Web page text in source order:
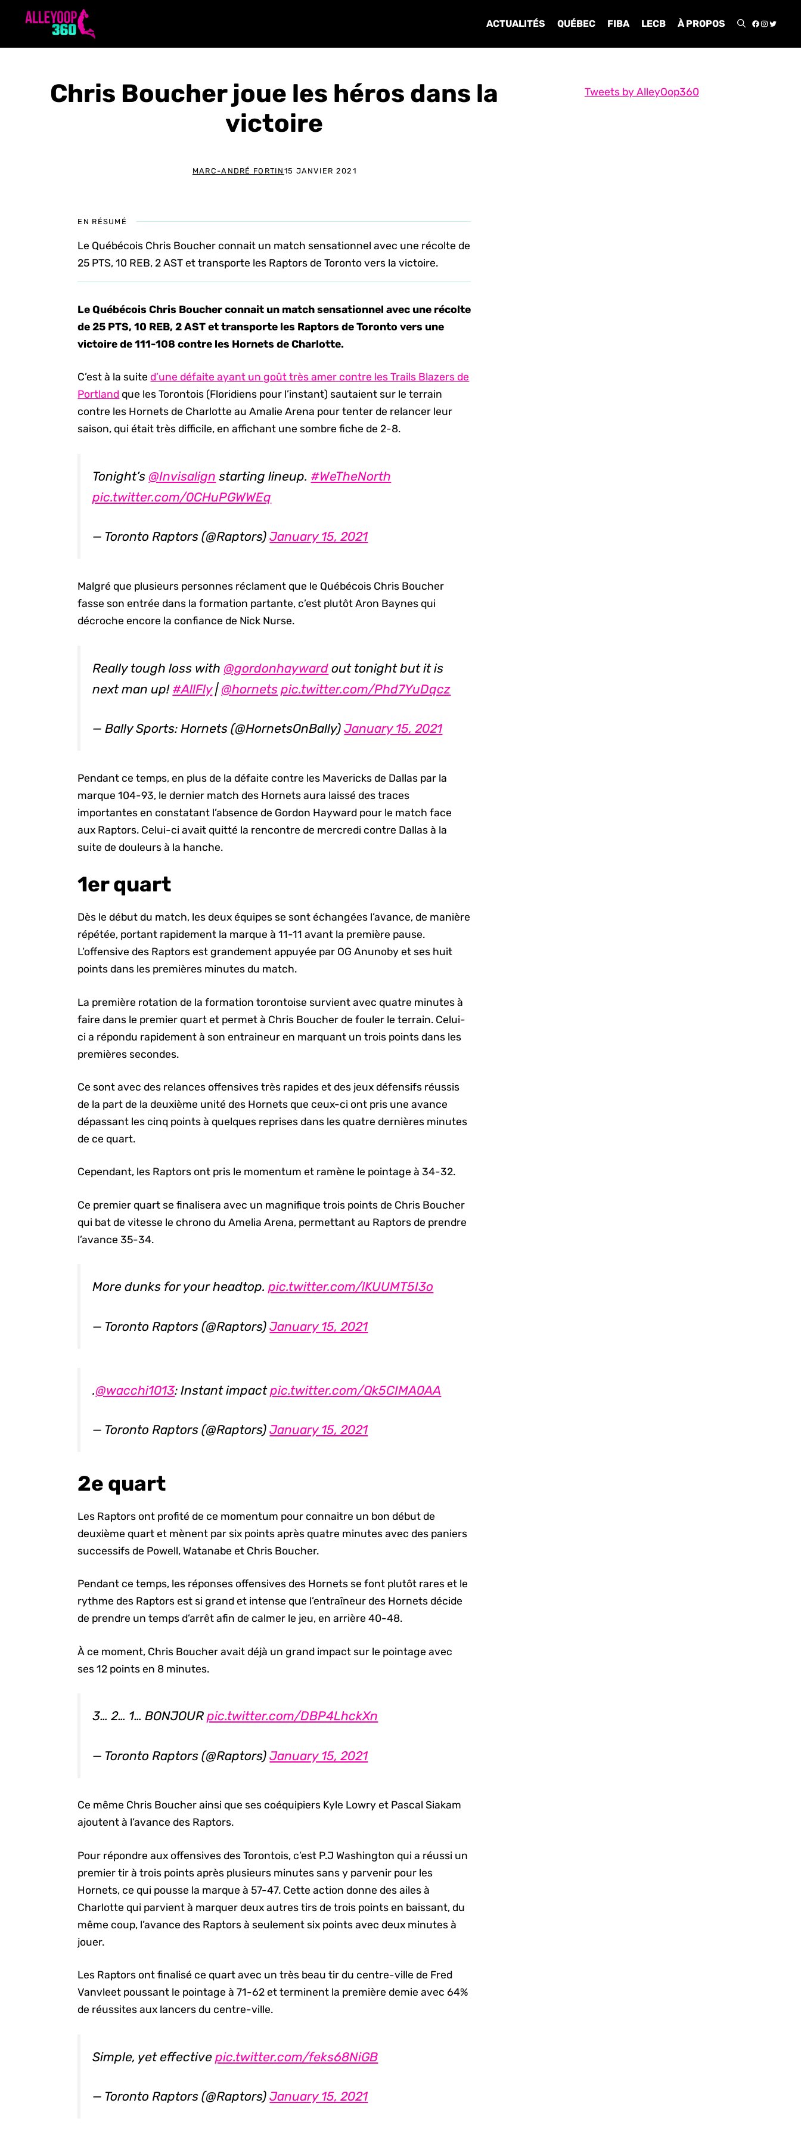
ACTUALITÉS QUÉBEC FIBA LECB À PROPOS
Chris Boucher joue les héros dans la
victoire
MARC-ANDRÉ FORTIN 15 JANVIER 2021
EN RÉSUMÉ
Le Québécois Chris Boucher connait un match sensationnel avec une récolte de
25 PTS, 10 REB, 2 AST et transporte les Raptors de Toronto vers la victoire.
Le Québécois Chris Boucher connait un match sensationnel avec une récolte
de 25 PTS, 10 REB, 2 AST et transporte les Raptors de Toronto vers une
victoire de 111-108 contre les Hornets de Charlotte.
C’est à la suited’une défaite ayant un goût très amer contre les Trails Blazers de
Portland que les Torontois (Floridiens pour l’instant) sautaient sur le terrain
contre les Hornets de Charlotte au Amalie Arena pour tenter de relancer leur
saison, qui était très difficile, en affichant une sombre fiche de 2-8.
Tonight’s @Invisalign starting lineup. #WeTheNorth
pic.twitter.com/0CHuPGWWEq
— Toronto Raptors (@Raptors)January 15, 2021
Malgré que plusieurs personnes réclament que le Québécois Chris Boucher
fasse son entrée dans la formation partante, c’est plutôt Aron Baynes qui
décroche encore la confiance de Nick Nurse.
Really tough loss with @gordonhayward out tonight but it is
next man up! #AllFly| @hornets pic.twitter.com/Phd7YuDqcz
— Bally Sports: Hornets (@HornetsOnBally)January 15, 2021
Pendant ce temps, en plus de la défaite contre les Mavericks de Dallas par la
marque 104-93, le dernier match des Hornets aura laissé des traces
importantes en constatant l’absence de Gordon Hayward pour le match face
aux Raptors. Celui-ci avait quitté la rencontre de mercredi contre Dallas à la
suite de douleurs à la hanche.
1er quart
Dès le début du match, les deux équipes se sont échangées l’avance, de manière
répétée, portant rapidement la marque à 11-11 avant la première pause.
L’offensive des Raptors est grandement appuyée par OG Anunoby et ses huit
points dans les premières minutes du match.
La première rotation de la formation torontoise survient avec quatre minutes à
faire dans le premier quart et permet à Chris Boucher de fouler le terrain. Celui-
ci a répondu rapidement à son entraineur en marquant un trois points dans les
premières secondes.
Ce sont avec des relances offensives très rapides et des jeux défensifs réussis
de la part de la deuxième unité des Hornets que ceux-ci ont pris une avance
dépassant les cinq points à quelques reprises dans les quatre dernières minutes
de ce quart.
Cependant, les Raptors ont pris le momentum et ramène le pointage à 34-32.
Ce premier quart se finalisera avec un magnifique trois points de Chris Boucher
qui bat de vitesse le chrono du Amelia Arena, permettant au Raptors de prendre
l’avance 35-34.
More dunks for your headtop.pic.twitter.com/lKUUMT5I3o
— Toronto Raptors (@Raptors)January 15, 2021
.@wacchi1013: Instant impactpic.twitter.com/Qk5CIMA0AA
— Toronto Raptors (@Raptors)January 15, 2021
2e quart
Les Raptors ont profité de ce momentum pour connaitre un bon début de
deuxième quart et mènent par six points après quatre minutes avec des paniers
successifs de Powell, Watanabe et Chris Boucher.
Pendant ce temps, les réponses offensives des Hornets se font plutôt rares et le
rythme des Raptors est si grand et intense que l’entraîneur des Hornets décide
de prendre un temps d’arrêt afin de calmer le jeu, en arrière 40-48.
À ce moment, Chris Boucher avait déjà un grand impact sur le pointage avec
ses 12 points en 8 minutes.
3… 2… 1… BONJOURpic.twitter.com/DBP4LhckXn
— Toronto Raptors (@Raptors)January 15, 2021
Ce même Chris Boucher ainsi que ses coéquipiers Kyle Lowry et Pascal Siakam
ajoutent à l’avance des Raptors.
Pour répondre aux offensives des Torontois, c’est P.J Washington qui a réussi un
premier tir à trois points après plusieurs minutes sans y parvenir pour les
Hornets, ce qui pousse la marque à 57-47. Cette action donne des ailes à
Charlotte qui parvient à marquer deux autres tirs de trois points en baissant, du
même coup, l’avance des Raptors à seulement six points avec deux minutes à
jouer.
Les Raptors ont finalisé ce quart avec un très beau tir du centre-ville de Fred
Vanvleet poussant le pointage à 71-62 et terminent la première demie avec 64%
de réussites aux lancers du centre-ville.
Simple, yet effectivepic.twitter.com/feks68NiGB
— Toronto Raptors (@Raptors)January 15, 2021
Tweets by AlleyOop360